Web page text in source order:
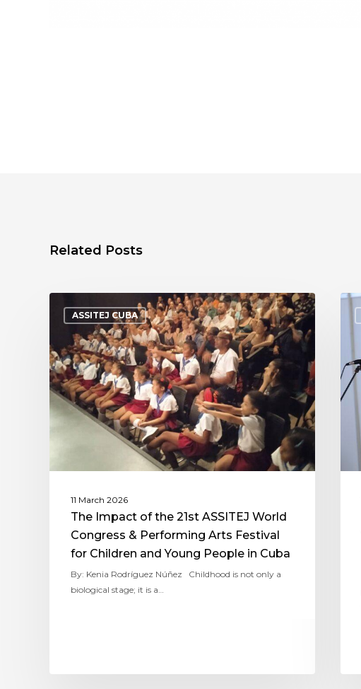
Related Posts
ASSITEJ CUBA
11 March 2026
The Impact of the 21st ASSITEJ World
Congress & Performing Arts Festival
for Children and Young People in Cuba
By: Kenia Rodríguez Núñez Childhood is not only a
biological stage; it is a…